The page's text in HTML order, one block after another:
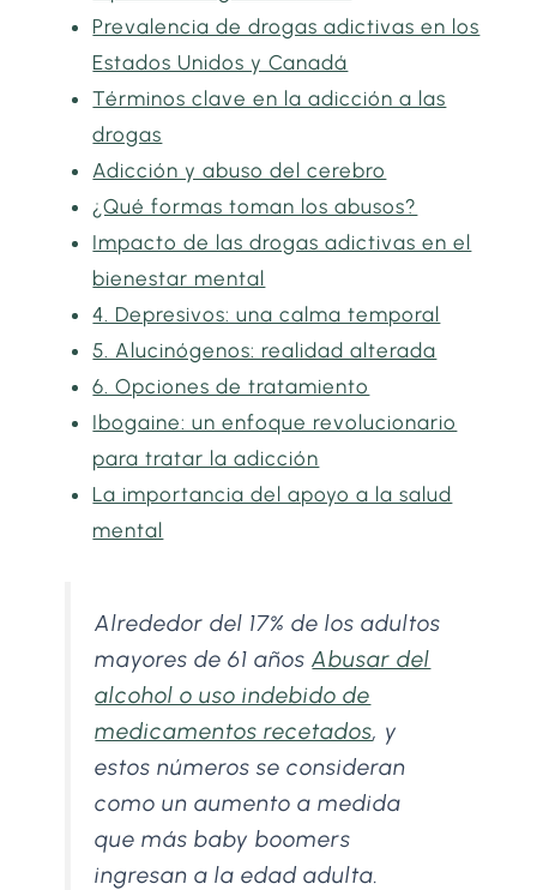
Prevalencia de drogas adictivas en los
Estados Unidos y Canadá
Términos clave en la adicción a las
drogas
Adicción y abuso del cerebro
¿Qué formas toman los abusos?
Impacto de las drogas adictivas en el
bienestar mental
4. Depresivos: una calma temporal
5. Alucinógenos: realidad alterada
6. Opciones de tratamiento
Ibogaine: un enfoque revolucionario
para tratar la adicción
La importancia del apoyo a la salud
mental
Alrededor del 17% de los adultos
mayores de 61 añosAbusar del
alcohol o uso indebido de
medicamentos recetados, y
estos números se consideran
como un aumento a medida
que más baby boomers
ingresan a la edad adulta.